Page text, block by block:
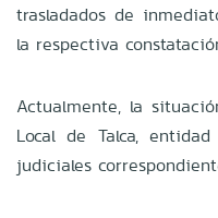
trasladados de
la respectiva
Actualmente, la
Local de Talca,
judiciales